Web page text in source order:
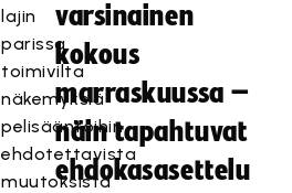
lajin
parissa
toimivilta
näkemyksiä
pelisääntöihin
ehdotettavista
muutoksista
varsinainen
kokous
marraskuussa –
näin tapahtuvat
ehdokasasettelu